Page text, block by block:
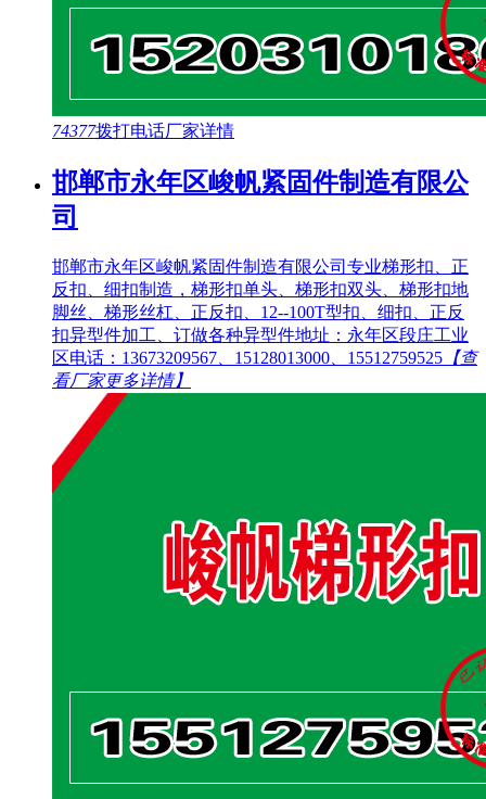
74377拨打电话厂家详情
邯郸市永年区峻帆紧固件制造有限公
司
邯郸市永年区峻帆紧固件制造有限公司专业梯形扣、正
反扣、细扣制造，梯形扣单头、梯形扣双头、梯形扣地
脚丝、梯形丝杠、正反扣、12--100T型扣、细扣、正反
扣异型件加工、订做各种异型件地址：永年区段庄工业
区电话：13673209567、15128013000、15512759525 【查
看厂家更多详情】